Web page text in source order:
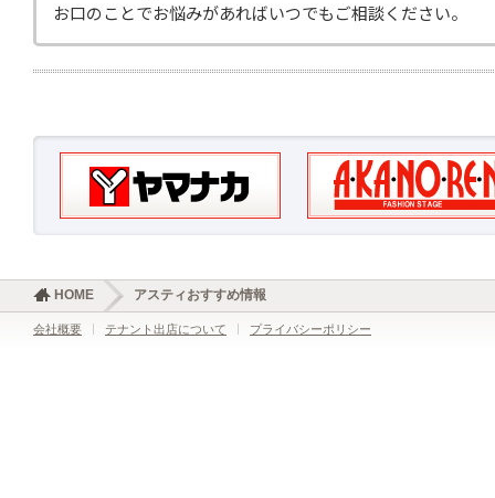
お口のことでお悩みがあればいつでもご相談ください。
HOME アスティおすすめ情報
会社概要 テナント出店について プライバシーポリシー